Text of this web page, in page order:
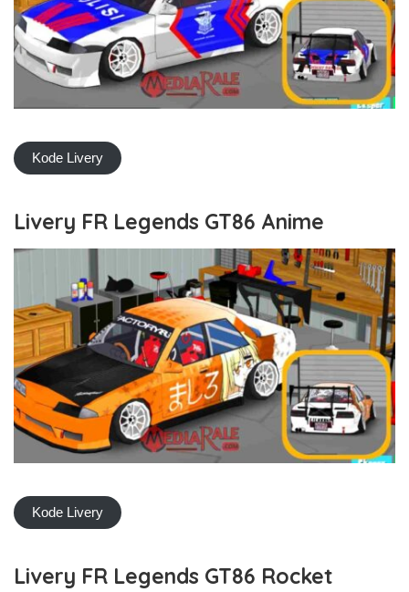
Kode Livery
Livery FR Legends GT86 Anime
Kode Livery
Livery FR Legends GT86 Rocket